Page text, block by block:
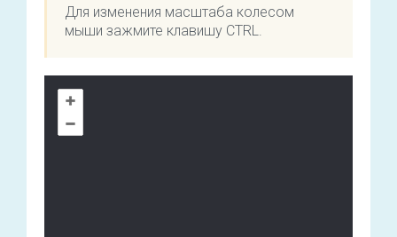
Для изменения масштаба колесом
мыши зажмите клавишу CTRL.